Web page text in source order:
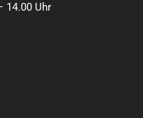
14.00 Uhr